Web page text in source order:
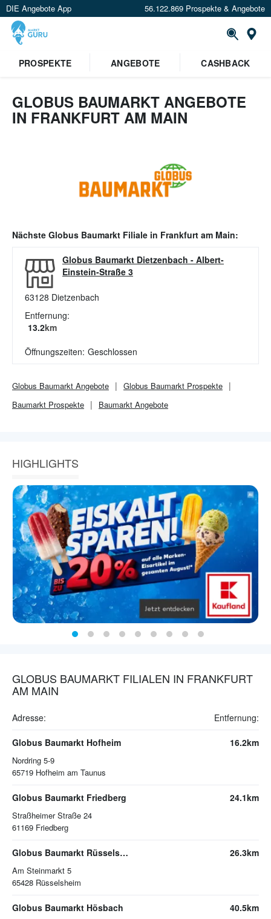
DIE Angebote App 56.122.869 Prospekte & Angebote
PROSPEKTE
ANGEBOTE CASHBACK
GLOBUS BAUMARKT ANGEBOTE
IN FRANKFURT AM MAIN
Nächste Globus Baumarkt Filiale in Frankfurt am Main:
Globus Baumarkt Dietzenbach - Albert-
Einstein-Straße 3
63128 Dietzenbach
Entfernung:
13.2km
Öffnungszeiten: Geschlossen
Globus Baumarkt Angebote Globus Baumarkt Prospekte
Baumarkt Prospekte Baumarkt Angebote
HIGHLIGHTS
GLOBUS BAUMARKT FILIALEN IN FRANKFURT
AM MAIN
Adresse: Entfernung:
Globus Baumarkt Hofheim
Nordring 5-9
65719 Hofheim am Taunus
16.2km
Globus Baumarkt Friedberg
Straßheimer Straße 24
61169 Friedberg
24.1km
Globus Baumarkt Rüsselsheim
Am Steinmarkt 5
65428 Rüsselsheim
26.3km
Globus Baumarkt Hösbach 40.5km